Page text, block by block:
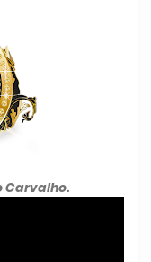
Carvalho.